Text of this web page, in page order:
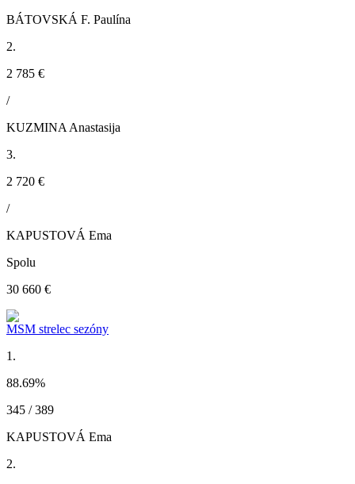
BÁTOVSKÁ F. Paulína
2.
2 785 €
/
KUZMINA Anastasija
3.
2 720 €
/
KAPUSTOVÁ Ema
Spolu
30 660 €
MSM strelec sezóny
1.
88.69%
345 / 389
KAPUSTOVÁ Ema
2.